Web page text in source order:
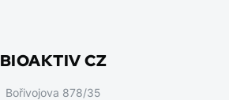
BIOAKTIV CZ
Bořivojova 878/35